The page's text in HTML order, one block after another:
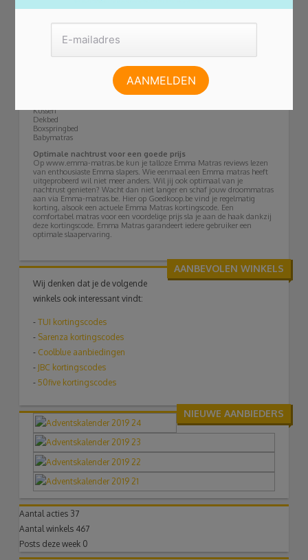
gelachtige, flexibele structuur. Dankzij de elasticiteit krijg je geen last
ademend, waardoor de matras koel en droog blijft. Ten slotte heb je de
De hoes zorgt voor een goede ventilatie en is makkelijk te wassen. De
donkergrijze zijkant zorgt voor een stijlvolle look die past bij een
hedendaags interieur. Tijdens het online matras bestellen kun je
verschillende Emma matras accessoires aanschaffen. Denk hierbij aan
Kussen
Dekbed
Boxspringbed
Babymatras
Optimale nachtrust voor een goede prijs
Op www.emma-matras.be kun je talloze Emma Matras reviews lezen
van enthousiaste Emma slapers. Wie eenmaal een Emma matras heeft
uitgeprobeerd wil niet meer anders. Wil jij ook optimaal van je
nachtrust genieten? Wacht dan niet langer en schaf jouw droommatras
aan via Emma-matras.be. Hier op Goedkoop.be vind je regelmatig
korting, alsook een actuele Emma Matras kortingscode. Een
comfortabel matras voor een voordelige prijs sla je aan de haak dankzij
deze kortingscode. Emma Matras garandeert iedere gebruiker een
optimale slaapervaring.
AANBEVOLEN WINKELS
Wij denken dat je de volgende
winkels ook interessant vindt:
-TUI kortingscodes
- Sarenza kortingscodes
- Coolblue aanbiedingen
- JBC kortingscodes
-50five kortingscodes
NIEUWE AANBIEDERS
Aantal acties 37
Aantal winkels 467
Posts deze week 0